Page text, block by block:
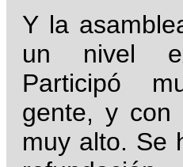
Y la
un nivel
Participó
gente, y con
muy alto. Se